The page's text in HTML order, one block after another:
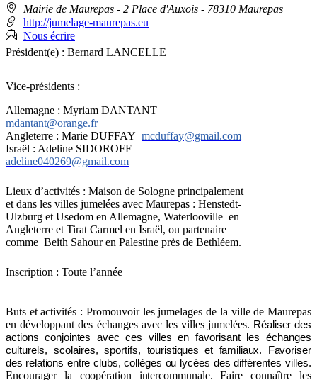
Adresse
:
Mairie de Maurepas - 2 Place d'Auxois - 78310 Maurepas
http://jumelage-maurepas.eu
Nous écrire
Président(e) : Bernard LANCELLE
Vice-présidents :
Allemagne : Myriam DANTANT
mdantant@orange.fr
Angleterre : Marie DUFFAY mcduffay@gmail.com
Israël : Adeline SIDOROFF
adeline040269@gmail.com
Lieux d’activités : Maison de Sologne principalement
et dans les villes jumelées avec Maurepas : Henstedt-
Ulzburg et Usedom en Allemagne, Waterlooville en
Angleterre et Tirat Carmel en Israël, ou partenaire
comme Beith Sahour en Palestine près de Bethléem.
Inscription : Toute l’année
Buts et activités : Promouvoir les jumelages de la ville de Maurepas
en développant des échanges avec les villes jumelées. Réaliser des
actions conjointes avec ces villes en favorisant les échanges
culturels, scolaires, sportifs, touristiques et familiaux. Favoriser
des relations entre clubs, collèges ou lycées des différentes villes.
Encourager la coopération intercommunale. Faire connaître les